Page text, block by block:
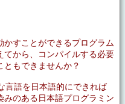
かすことができるプログラム
てから、コンパイルする必要
もできませんか？
言語を日本語的にできれば
のある日本語プログラミン